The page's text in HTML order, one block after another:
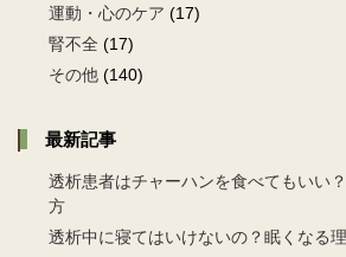
運動・心のケア (17)
腎不全 (17)
その他 (140)
最新記事
透析患者はチャーハンを食べてもいい
方
透析中に寝てはいけないの？眠くなる